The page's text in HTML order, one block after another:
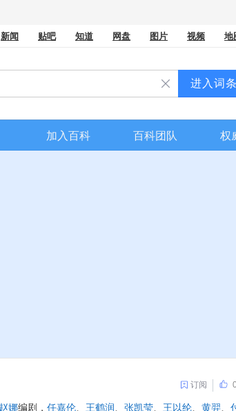
新闻 贴吧 知道 网盘 图片 视频 地
进入词
加入百科 百科团队 权
订阅
赵娜编剧， 任嘉伦 王鹤润 张凯莹 王以纶 黄羿